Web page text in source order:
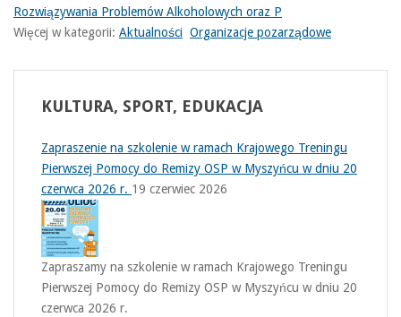
Rozwiązywania Problemów Alkoholowych oraz P
Więcej w kategorii: Aktualności Organizacje pozarządowe
KULTURA, SPORT, EDUKACJA
Zapraszenie na szkolenie w ramach Krajowego Treningu
Pierwszej Pomocy do Remizy OSP w Myszyńcu w dniu 20
czerwca 2026 r. 19 czerwiec 2026
Zapraszamy na szkolenie w ramach Krajowego Treningu
Pierwszej Pomocy do Remizy OSP w Myszyńcu w dniu 20
czerwca 2026 r.